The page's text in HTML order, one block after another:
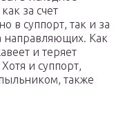
за счет
в суппорт, так и за
направляющих. Как
и теряет
и суппорт,
также